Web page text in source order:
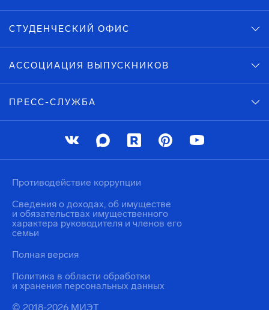
СТУДЕНЧЕСКИЙ ОФИС
АССОЦИАЦИЯ ВЫПУСКНИКОВ
ПРЕСС-СЛУЖБА
© 2018-2026 МИЭТ
Политика в области обработки
и хранения персональных данных
Противодействие коррупции
Сведения о доходах, об имуществе
и обязательствах имущественного
характера руководителя и членов его
семьи
Полная версия